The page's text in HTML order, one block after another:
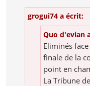
grogui74 a écrit:
Quo d'evian
Eliminés
finale de la
point en
La Tribune